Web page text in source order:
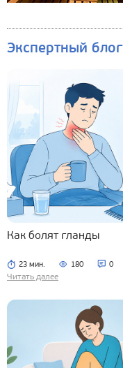
Экспертный блог
Как болят гланды
23 мин. 180 0
Читать далее